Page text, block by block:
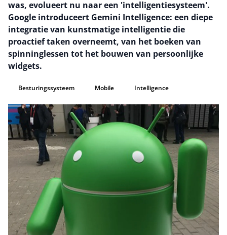
was, evolueert nu naar een 'intelligentiesysteem'.
Google introduceert Gemini Intelligence: een diepe
integratie van kunstmatige intelligentie die
proactief taken overneemt, van het boeken van
spinninglessen tot het bouwen van persoonlijke
widgets.
Besturingssysteem Mobile Intelligence